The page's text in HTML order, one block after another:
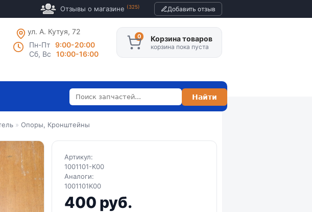
Отзывы о магазине (325) Добавить отзыв
ул. А. Кутуя, 72
Пн-Пт
9:00-20:00
Сб, Вс
10:00-16:00
Корзина товаров
корзина пока пуста
» Опоры, Кронштейны
Артикул:
1001101-K00
Аналоги:
1001101K00
400 руб.